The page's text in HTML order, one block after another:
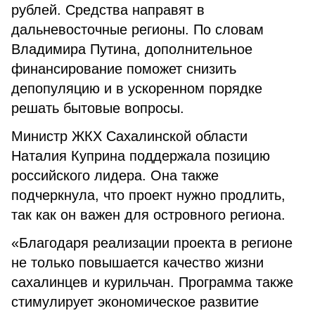
рублей. Средства направят в
дальневосточные регионы. По словам
Владимира Путина, дополнительное
финансирование поможет снизить
депопуляцию и в ускоренном порядке
решать бытовые вопросы.
Министр ЖКХ Сахалинской области
Наталия Куприна поддержала позицию
российского лидера. Она также
подчеркнула, что проект нужно продлить,
так как он важен для островного региона.
«Благодаря реализации проекта в регионе
не только повышается качество жизни
сахалинцев и курильчан. Программа также
стимулирует экономическое развитие